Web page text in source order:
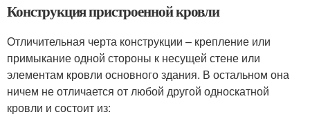
Конструкция пристроенной кровли
Отличительная черта конструкции – крепление или
примыкание одной стороны к несущей стене или
элементам кровли основного здания. В остальном она
ничем не отличается от любой другой односкатной
кровли и состоит из: